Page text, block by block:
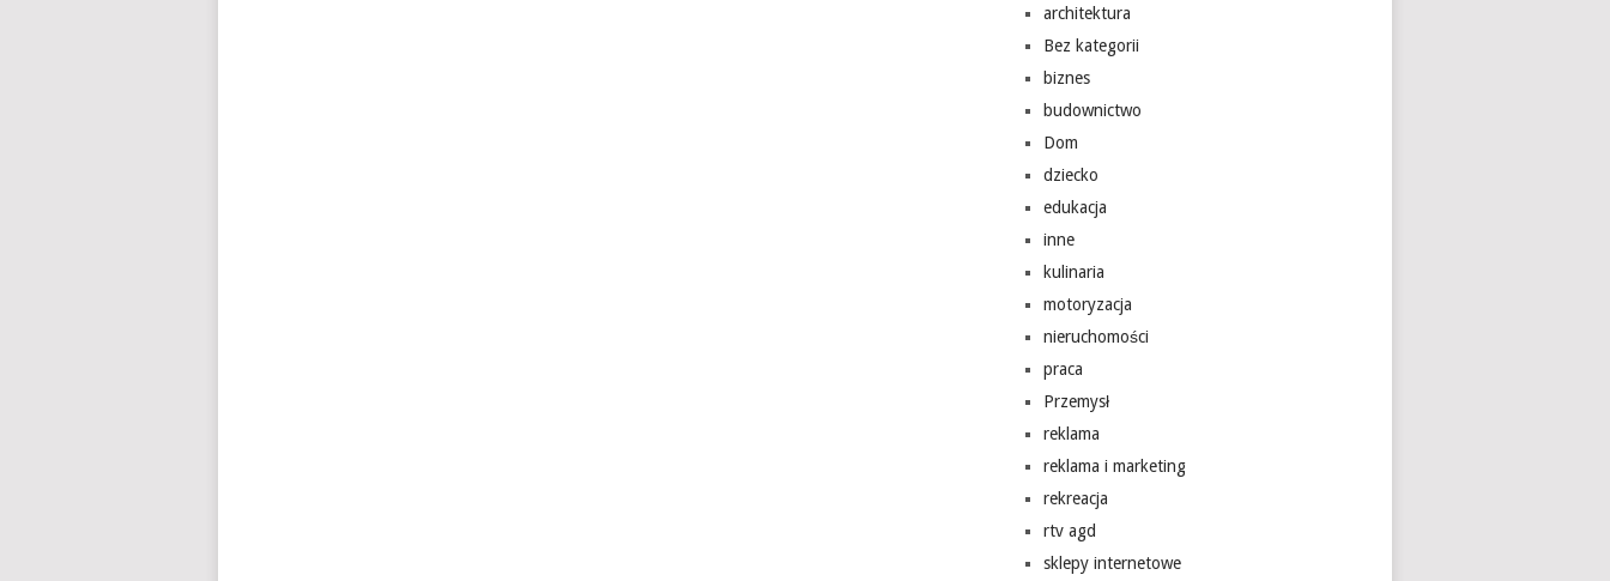
architektura
Bez kategorii
biznes
budownictwo
Dom
dziecko
edukacja
inne
kulinaria
motoryzacja
nieruchomości
praca
Przemysł
reklama
reklama i marketing
rekreacja
rtv agd
sklepy internetowe